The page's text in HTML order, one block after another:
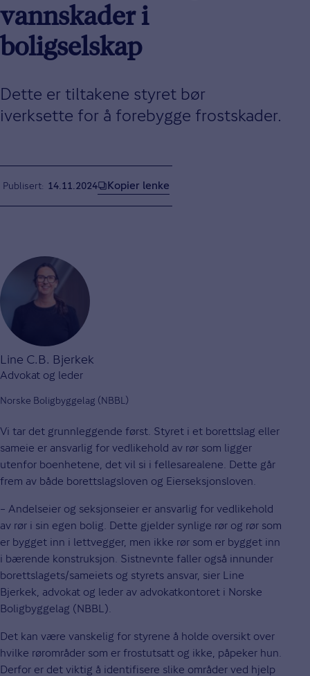
vannskader i
boligselskap
Dette er tiltakene styret bør
iverksette for å forebygge frostskader.
Publisert 14.11.2024 Kopier lenke
Line C.B. Bjerkek
Advokat og leder
Norske Boligbyggelag (NBBL)
Vi tar det grunnleggende først. Styret i et borettslag eller
sameie er ansvarlig for vedlikehold av rør som ligger
utenfor boenhetene, det vil si i fellesarealene. Dette går
frem av både borettslagsloven og Eierseksjonsloven.
– Andelseier og seksjonseier er ansvarlig for vedlikehold
av rør i sin egen bolig. Dette gjelder synlige rør og rør som
er bygget inn i lettvegger, men ikke rør som er bygget inn
i bærende konstruksjon. Sistnevnte faller også innunder
borettslagets/sameiets og styrets ansvar, sier Line
Bjerkek, advokat og leder av advokatkontoret i Norske
Boligbyggelag (NBBL).
Det kan være vanskelig for styrene å holde oversikt over
hvilke rørområder som er frostutsatt og ikke, påpeker hun.
Derfor er det viktig å identifisere slike områder ved hjelp